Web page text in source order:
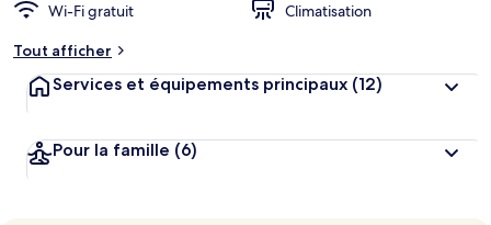
Wi-Fi gratuit
Climatisation
Tout afficher
Services et équipements principaux (12)
Pour la famille (6)